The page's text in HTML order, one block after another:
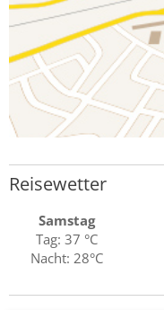
Reisewetter
Samstag
Tag: 37 °C
Nacht: 28°C